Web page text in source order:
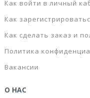
Как войти в личный
Как
Как сделать заказ и
Политика
Вакансии
О НАС